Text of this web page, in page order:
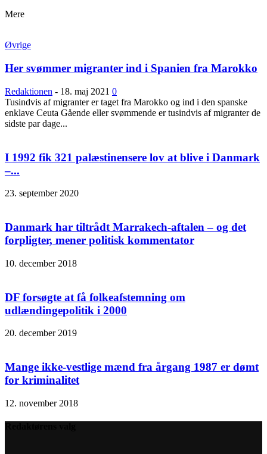
Mere
Øvrige
Her svømmer migranter ind i Spanien fra Marokko
Redaktionen - 18. maj 2021 0
Tusindvis af migranter er taget fra Marokko og ind i den spanske
enklave Ceuta Gående eller svømmende er tusindvis af migranter de
sidste par dage...
I 1992 fik 321 palæstinensere lov at blive i Danmark
–...
23. september 2020
Danmark har tiltrådt Marrakech-aftalen – og det
forpligter, mener politisk kommentator
10. december 2018
DF forsøgte at få folkeafstemning om
udlændingepolitik i 2000
20. december 2019
Mange ikke-vestlige mænd fra årgang 1987 er dømt
for kriminalitet
12. november 2018